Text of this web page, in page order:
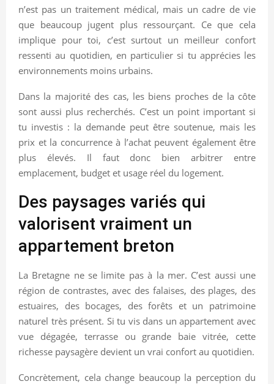
n’est pas un traitement médical, mais un cadre de vie
que beaucoup jugent plus ressourçant. Ce que cela
implique pour toi, c’est surtout un meilleur confort
ressenti au quotidien, en particulier si tu apprécies les
environnements moins urbains.
Dans la majorité des cas, les biens proches de la côte
sont aussi plus recherchés. C’est un point important si
tu investis : la demande peut être soutenue, mais les
prix et la concurrence à l’achat peuvent également être
plus élevés. Il faut donc bien arbitrer entre
emplacement, budget et usage réel du logement.
Des paysages variés qui
valorisent vraiment un
appartement breton
La Bretagne ne se limite pas à la mer. C’est aussi une
région de contrastes, avec des falaises, des plages, des
estuaires, des bocages, des forêts et un patrimoine
naturel très présent. Si tu vis dans un appartement avec
vue dégagée, terrasse ou grande baie vitrée, cette
richesse paysagère devient un vrai confort au quotidien.
Concrètement, cela change beaucoup la perception du